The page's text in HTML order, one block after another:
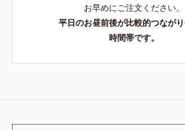
お早めにご注文ください。
平日のお昼前後が比較的つなが
時間帯です。